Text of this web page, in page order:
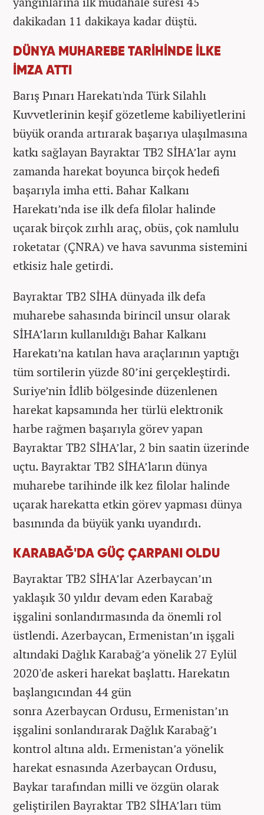
dakikadan 11 dakikaya kadar düştü.
DÜNYA MUHAREBE TARİHİNDE İLKE
İMZA ATTI
Barış Pınarı Harekatı'nda Türk Silahlı
Kuvvetlerinin keşif gözetleme kabiliyetlerini
büyük oranda artırarak başarıya ulaşılmasına
katkı sağlayan Bayraktar TB2 SİHA’lar aynı
zamanda harekat boyunca birçok hedefi
başarıyla imha etti. Bahar Kalkanı
Harekatı’nda ise ilk defa filolar halinde
uçarak birçok zırhlı araç, obüs, çok namlulu
roketatar (ÇNRA) ve hava savunma sistemini
etkisiz hale getirdi.
Bayraktar TB2 SİHA dünyada ilk defa
muharebe sahasında birincil unsur olarak
SİHA’ların kullanıldığı Bahar Kalkanı
Harekatı’na katılan hava araçlarının yaptığı
tüm sortilerin yüzde 80’ini gerçekleştirdi.
Suriye’nin İdlib bölgesinde düzenlenen
harekat kapsamında her türlü elektronik
harbe rağmen başarıyla görev yapan
Bayraktar TB2 SİHA’lar, 2 bin saatin üzerinde
uçtu. Bayraktar TB2 SİHA’ların dünya
muharebe tarihinde ilk kez filolar halinde
uçarak harekatta etkin görev yapması dünya
basınında da büyük yankı uyandırdı.
KARABAĞ'DA GÜÇ ÇARPANI OLDU
Bayraktar TB2 SİHA’lar Azerbaycan’ın
yaklaşık 30 yıldır devam eden Karabağ
işgalini sonlandırmasında da önemli rol
üstlendi. Azerbaycan, Ermenistan’ın işgali
altındaki Dağlık Karabağ’a yönelik 27 Eylül
2020'de askeri harekat başlattı. Harekatın
başlangıcından 44 gün
sonra Azerbaycan Ordusu, Ermenistan’ın
işgalini sonlandırarak Dağlık Karabağ’ı
kontrol altına aldı. Ermenistan’a yönelik
harekat esnasında Azerbaycan Ordusu,
Baykar tarafından milli ve özgün olarak
geliştirilen Bayraktar TB2 SİHA’ları tüm